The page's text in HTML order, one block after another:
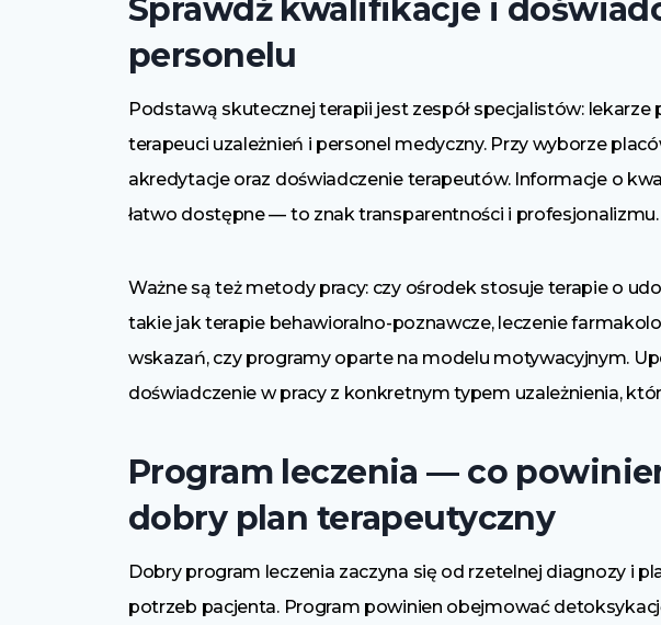
Sprawdź kwalifikacje i
personelu
Podstawą skutecznej terapii jest zespół specjalistów: lekarze
terapeuci uzależnień i personel medyczny. Przy wyborze
akredytacje oraz doświadczenie terapeutów. Informacje o
łatwo dostępne — to znak transparentności i profesjonalizmu.
Ważne są też metody pracy: czy ośrodek stosuje terapie o
takie jak terapie behawioralno-poznawcze, leczenie
wskazań, czy programy oparte na modelu motywacyjnym.
doświadczenie w pracy z konkretnym typem uzależnienia,
Program leczenia — co
dobry plan terapeutyczny
Dobry program leczenia zaczyna się od rzetelnej diagnozy i
potrzeb pacjenta. Program powinien obejmować